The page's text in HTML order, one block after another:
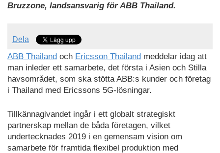
Bruzzone, landsansvarig för ABB Thailand.
Dela
ABB Thailand och Ericsson Thailand meddelar idag att
man inleder ett samarbete, det första i Asien och Stilla
havsområdet, som ska stötta ABB:s kunder och företag
i Thailand med Ericssons 5G-lösningar.
Tillkännagivandet ingår i ett globalt strategiskt
partnerskap mellan de båda företagen, vilket
undertecknades 2019 i en gemensam vision om
samarbete för framtida flexibel produktion med